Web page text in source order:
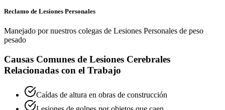
Reclamo de Lesiones Personales
Manejado por nuestros colegas de Lesiones Personales de peso
pesado
Causas Comunes de Lesiones Cerebrales
Relacionadas con el Trabajo
Caídas de altura en obras de construcción